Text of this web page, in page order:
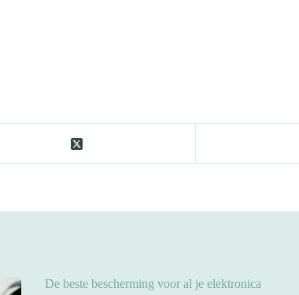
De beste bescherming voor al je elektronica